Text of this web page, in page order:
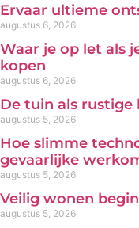
Ervaar ultieme
augustus 6, 2026
Waar je op let als
kopen
augustus 6, 2026
De tuin als
augustus 5, 2026
Hoe slimme
gevaarlijke
augustus 5, 2026
Veilig wonen
augustus 5, 2026